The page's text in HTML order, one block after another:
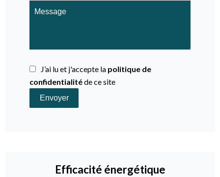
J’ai lu et j'accepte la politique de
confidentialitéde ce site
Envoyer
Efficacité énergétique